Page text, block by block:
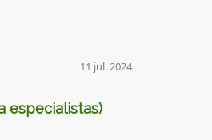
11 jul. 2024
especialistas)